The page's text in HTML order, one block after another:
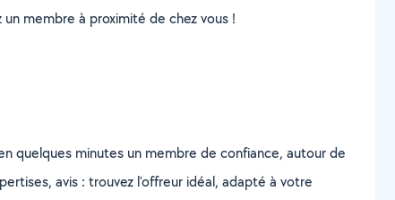
membre à proximité de chez vous !
quelques minutes un membre de confiance, autour de
avis : trouvez l'offreur idéal, adapté à votre